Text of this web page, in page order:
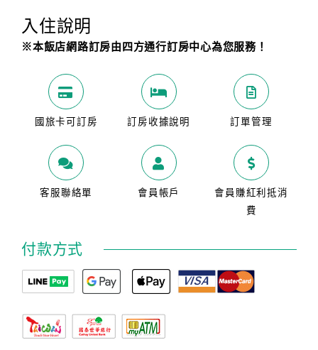
入住說明
※本飯店網路訂房由四方通行訂房中心為您服務！
國旅卡可訂房 訂房收據說明 訂單管理
客服聯絡單 會員帳戶
會員賺紅利抵消
費
付款方式